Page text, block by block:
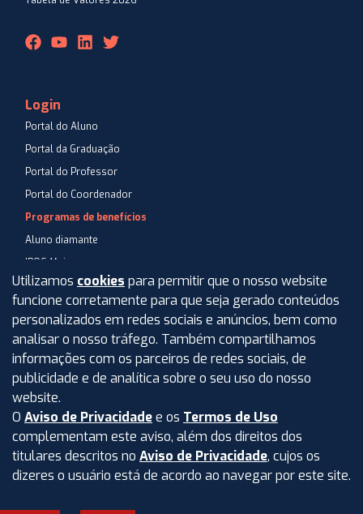
Login
Portal do Aluno
Portal da Graduação
Portal do Professor
Portal do Coordenador
Programas de benefícios
Aluno diamante
IPOG Mais
Blog
Central de Atendimento
Perguntas Frequentes
Aviso de privacidade
Termos de uso
Intranet
IPOG - Instituto de Pós-Graduação e Graduação LTDA.
Utilizamos cookies para permitir que o nosso website
funcione corretamente para que seja gerado conteúdos
personalizados em redes sociais e anúncios, bem como
analisar o nosso tráfego. Também compartilhamos
informações com os parceiros de redes sociais, de
publicidade e de analítica sobre o seu uso do nosso
website.
O Aviso de Privacidadee os Termos de Uso
complementam este aviso, além dos direitos dos
titulares descritos no Aviso de Privacidade, cujos os
dizeres o usuário está de acordo ao navegar por este site.